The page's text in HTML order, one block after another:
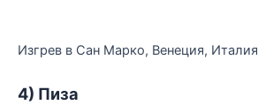
Изгрев в Сан Марко, Венеция, Италия
4) Пиза